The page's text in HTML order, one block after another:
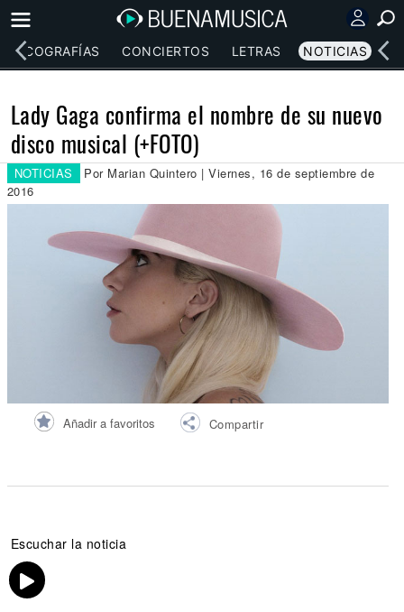
DISCOGRAFÍAS CONCIERTOS LETRAS NOTICIAS
Lady Gaga confirma el nombre de su nuevo
disco musical (+FOTO)
NOTICIAS
Por Marian Quintero | Viernes, 16 de septiembre de
2016
Añadir a favoritos Compartir
Escuchar la noticia